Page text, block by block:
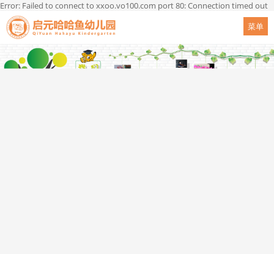
Error: Failed to connect to xxoo.vo100.com port 80: Connection timed out
菜单